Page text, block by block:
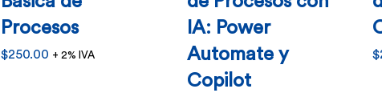
Procesos
$250.00 + 2% IVA
IA: Power
Automate y
Copilot
$